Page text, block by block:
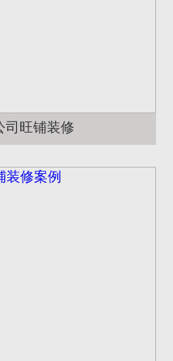
司旺铺装修